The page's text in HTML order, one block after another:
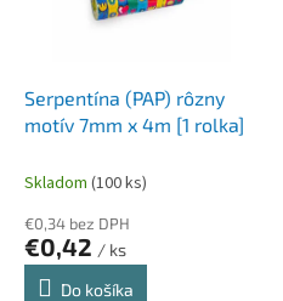
Serpentína (PAP) rôzny
motív 7mm x 4m [1 rolka]
Skladom (100 ks)
€0,34 bez DPH
€0,42 / ks
Do košíka